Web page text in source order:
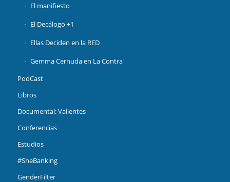
El manifiesto
El Decálogo +1
Ellas Deciden en la RED
Gemma Cernuda en La Contra
PodCast
Libros
Documental: Valientes
Conferencias
Estudios
#SheBanking
GenderFilter